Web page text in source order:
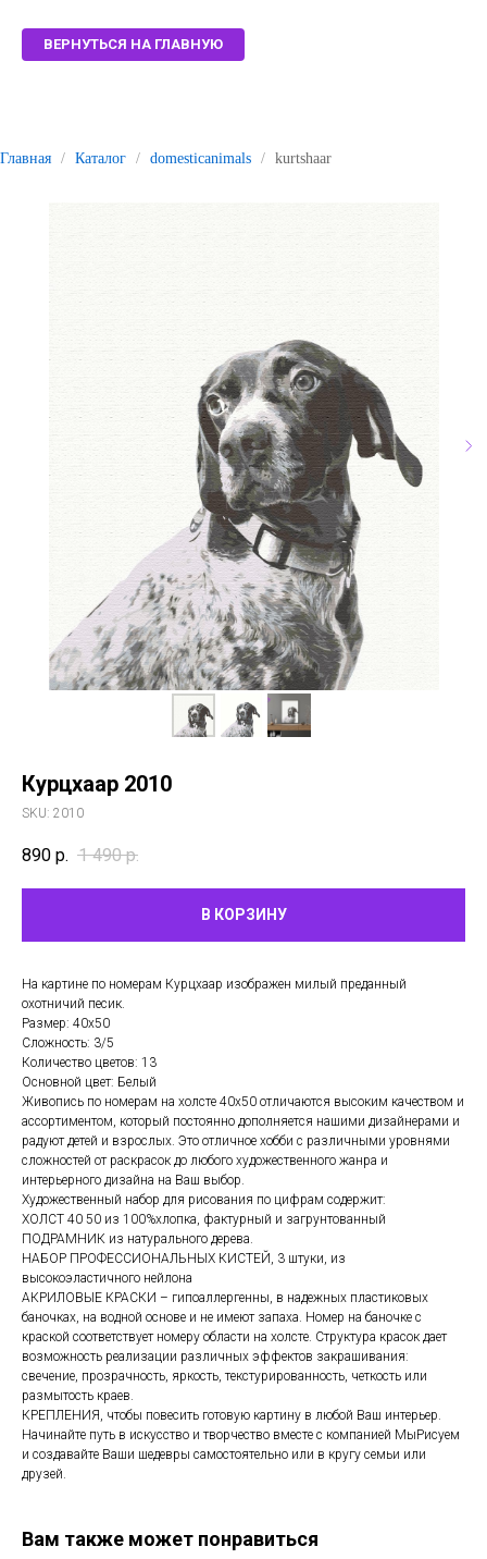
ВЕРНУТЬСЯ НА ГЛАВНУЮ
Главная / Каталог / domesticanimals / kurtshaar
Курцхаар 2010
SKU: 2010
890 р. 1 490 р.
В КОРЗИНУ
На картине по номерам Курцхаар изображен милый преданный
охотничий песик.
Размер: 40х50
Сложность: 3/5
Количество цветов: 13
Основной цвет: Белый
Живопись по номерам на холсте 40х50 отличаются высоким качеством и
ассортиментом, который постоянно дополняется нашими дизайнерами и
радуют детей и взрослых. Это отличное хобби с различными уровнями
сложностей от раскрасок до любого художественного жанра и
интерьерного дизайна на Ваш выбор.
Художественный набор для рисования по цифрам содержит:
ХОЛСТ 40 50 из 100%хлопка, фактурный и загрунтованный
ПОДРАМНИК из натурального дерева.
НАБОР ПРОФЕССИОНАЛЬНЫХ КИСТЕЙ, 3 штуки, из
высокоэластичного нейлона
АКРИЛОВЫЕ КРАСКИ – гипоаллергенны, в надежных пластиковых
баночках, на водной основе и не имеют запаха. Номер на баночке с
краской соответствует номеру области на холсте. Структура красок дает
возможность реализации различных эффектов закрашивания:
свечение, прозрачность, яркость, текстурированность, четкость или
размытость краев.
КРЕПЛЕНИЯ, чтобы повесить готовую картину в любой Ваш интерьер.
Начинайте путь в искусство и творчество вместе с компанией МыРисуем
и создавайте Ваши шедевры самостоятельно или в кругу семьи или
друзей.
Вам также может понравиться